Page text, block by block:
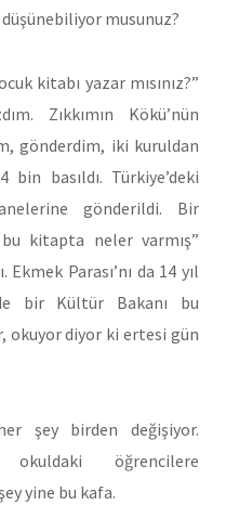
musunuz?
kitabı yazar mısınız?”
Zıkkımın Kökü’nün
gönderdim, iki kuruldan
basıldı. Türkiye’deki
gönderildi. Bir
kitapta neler varmış”
Parası’nı da 14 yıl
bir Kültür Bakanı bu
okuyor diyor ki ertesi gün
şey birden değişiyor.
öğrencilere
yine bu kafa.